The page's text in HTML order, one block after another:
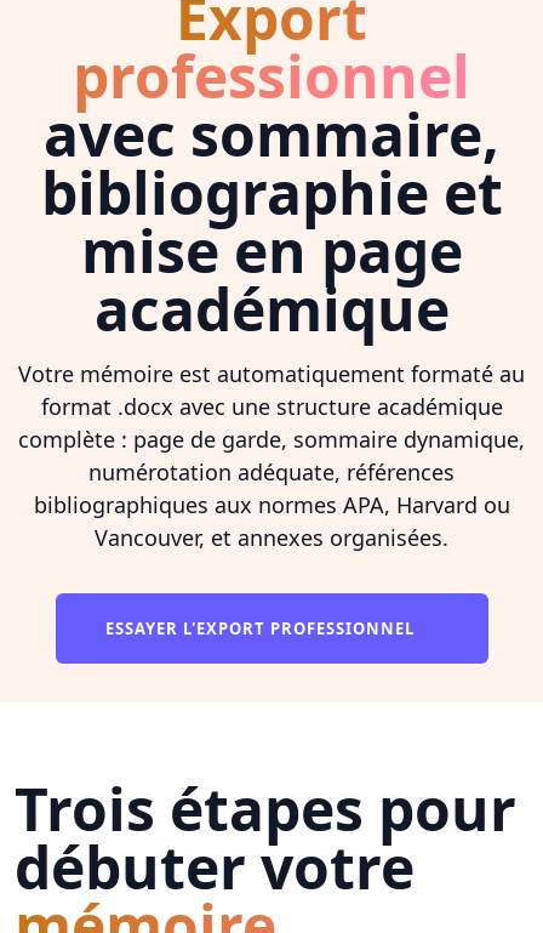
Export
professionnel
avec sommaire,
bibliographie et
mise en page
académique
Votre mémoire est automatiquement formaté au
format .docx avec une structure académique
complète : page de garde, sommaire dynamique,
numérotation adéquate, références
bibliographiques aux normes APA, Harvard ou
Vancouver, et annexes organisées.
ESSAYER L'EXPORT PROFESSIONNEL
Trois étapes pour
débuter votre